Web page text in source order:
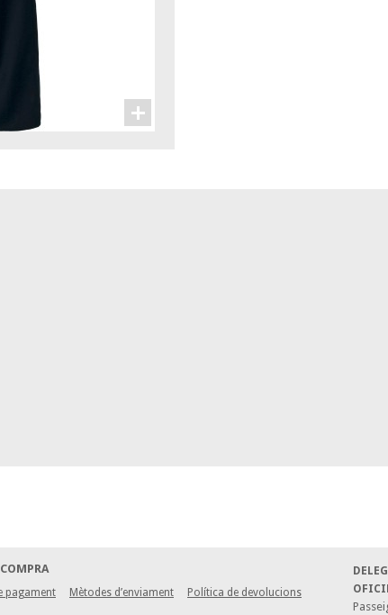
pagament Mètodes d’enviament Política de devolucions